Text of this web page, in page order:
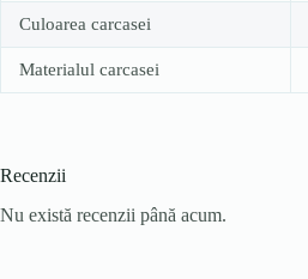
Culoarea carcasei
Materialul carcasei
Recenzii
Nu există recenzii până acum.